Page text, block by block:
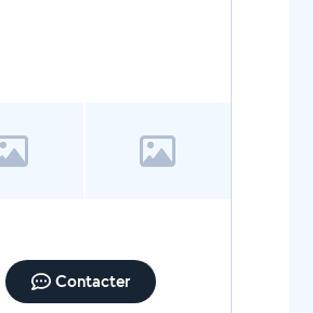
le dépannage et le
Bourg-en-
Miribel, Montluel, Trévoux
la mise en destruction de
avons la solution.
Contacter